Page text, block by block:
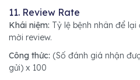
11. Review Rate
Khái niệm: Tỷ lệ bệnh nhân để
mời review.
Công thức: (Số đánh giá nhận
gửi) x 100